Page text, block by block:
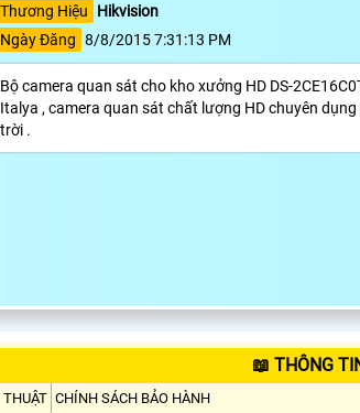
Thương Hiệu
Hikvision
Ngày Đăng 8/8/2015 7:31:13 PM
Bộ camera quan sát cho kho xưởng HD DS-
Italya , camera quan sát chất lượng HD chuyên
trời .
📖 THÔNG
THUẬT CHÍNH SÁCH BẢO HÀNH